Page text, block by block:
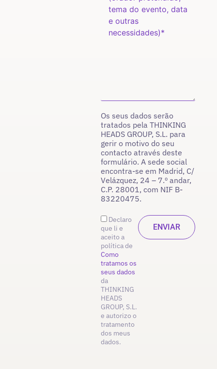
Os seus dados serão
tratados pela THINKING
HEADS GROUP, S.L. para
gerir o motivo do seu
contacto através deste
formulário. A sede social
encontra-se em Madrid, C/
Velázquez, 24 – 7.º andar,
C.P. 28001, com NIF B-
83220475.
Declaro
que li e
aceito a
política de
Como
tratamos os
seus dados
da
THINKING
HEADS
GROUP, S.L.
e autorizo o
tratamento
dos meus
dados.